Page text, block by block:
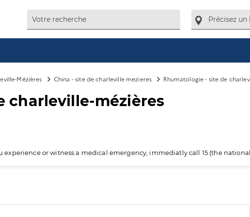
Mézières China - site de charleville mezieres Rhumatologie - site de
charleville-mézières
experience or witness a medical emergency, immediatly call 15 (the